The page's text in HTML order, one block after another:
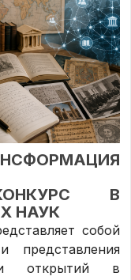
В
НАУК
собой
представления
открытий в